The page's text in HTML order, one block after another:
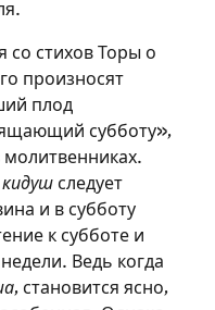
со стихов Торы о
произносят
плод
субботу»,
молитвенниках.
кидуш следует
и в субботу
к субботе и
Ведь когда
, становится ясно,